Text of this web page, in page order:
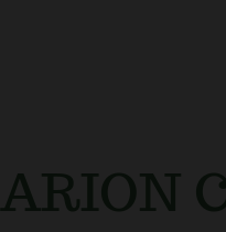
ARION